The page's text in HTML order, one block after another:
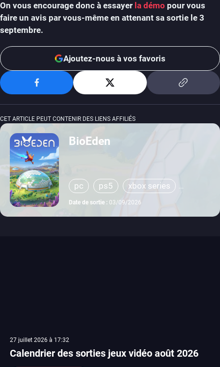
On vous encourage donc à essayer la démo pour vous
faire un avis par vous-même en attenant sa sortie le 3
septembre.
Ajoutez-nous à vos favoris
CET ARTICLE PEUT CONTENIR DES LIENS AFFILIÉS
BioEden
pc ps5
xbox series
switch 2
Date de sortie : 03/09/2026
27 juillet 2026 à 17:32
Calendrier des sorties jeux vidéo août 2026